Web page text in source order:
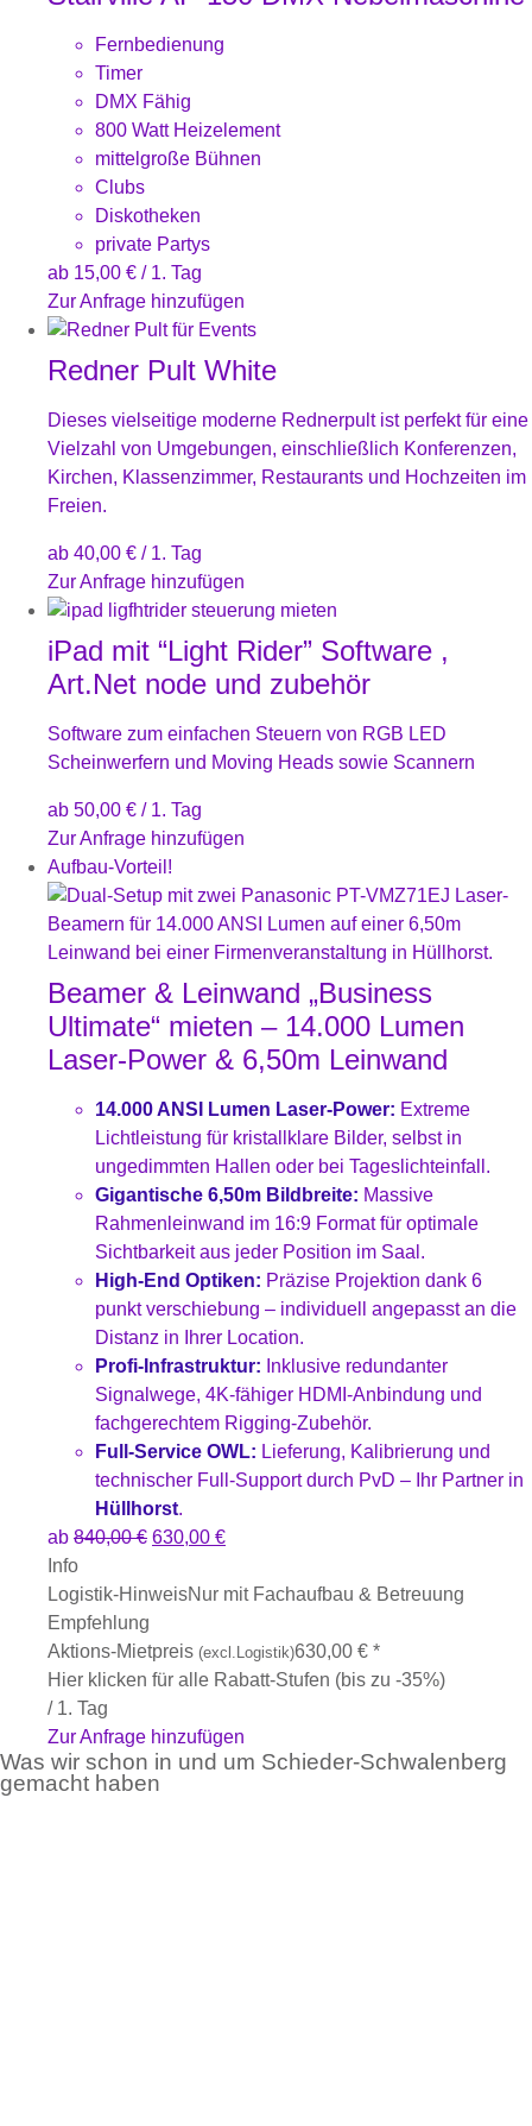
Fernbedienung
Timer
DMX Fähig
800 Watt Heizelement
mittelgroße Bühnen
Clubs
Diskotheken
private Partys
ab 15,00 € / 1. Tag
Zur Anfrage hinzufügen
Redner Pult White
Dieses vielseitige moderne Rednerpult ist perfekt für eine
Vielzahl von Umgebungen, einschließlich Konferenzen,
Kirchen, Klassenzimmer, Restaurants und Hochzeiten im
Freien.
ab 40,00 € / 1. Tag
Zur Anfrage hinzufügen
iPad mit “Light Rider” Software ,
Art.Net node und zubehör
Software zum einfachen Steuern von RGB LED
Scheinwerfern und Moving Heads sowie Scannern
ab 50,00 € / 1. Tag
Zur Anfrage hinzufügen
Aufbau-Vorteil!
Beamer & Leinwand „Business
Ultimate“ mieten – 14.000 Lumen
Laser-Power & 6,50m Leinwand
14.000 ANSI Lumen Laser-Power: Extreme
Lichtleistung für kristallklare Bilder, selbst in
ungedimmten Hallen oder bei Tageslichteinfall.
Gigantische 6,50m Bildbreite: Massive
Rahmenleinwand im 16:9 Format für optimale
Sichtbarkeit aus jeder Position im Saal.
High-End Optiken: Präzise Projektion dank 6
punkt verschiebung – individuell angepasst an die
Distanz in Ihrer Location.
Profi-Infrastruktur: Inklusive redundanter
Signalwege, 4K-fähiger HDMI-Anbindung und
fachgerechtem Rigging-Zubehör.
Full-Service OWL: Lieferung, Kalibrierung und
technischer Full-Support durch PvD – Ihr Partner in
Hüllhorst.
ab 840,00€ 630,00 €
Info
Logistik-HinweisNur mit Fachaufbau & Betreuung
Empfehlung
Aktions-Mietpreis (excl.Logistik)630,00 € *
Hier klicken für alle Rabatt-Stufen (bis zu -35%)
/ 1. Tag
Zur Anfrage hinzufügen
Was wir schon in und um Schieder-Schwalenberg
gemacht haben